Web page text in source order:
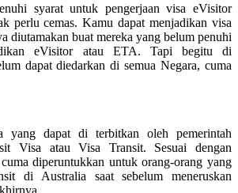
syarat untuk pengerjaan visa eVisitor
perlu cemas. Kamu dapat menjadikan visa
diutamakan buat mereka yang belum penuhi
eVisitor atau ETA. Tapi begitu di
dapat diedarkan di semua Negara, cuma
yang dapat di terbitkan oleh pemerintah
Visa atau Visa Transit. Sesuai dengan
diperuntukkan untuk orang-orang yang
di Australia saat sebelum meneruskan